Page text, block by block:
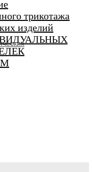
трикотажа
изделий